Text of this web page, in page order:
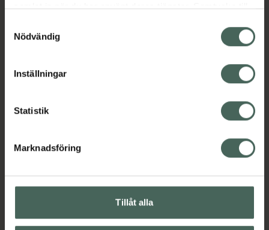
samlat in när du har använt deras tjänster. Samtycke till
återkalla ditt samtycke via webbplatsens
cookieinställningar. Ett återkallat samtycke påverkar inte
lagligheten av behandling som skett innan återkallelsen.
Nödvändig
Inställningar
Statistik
Marknadsföring
Tillåt alla
Ansiktsmist
Ansiktsvård